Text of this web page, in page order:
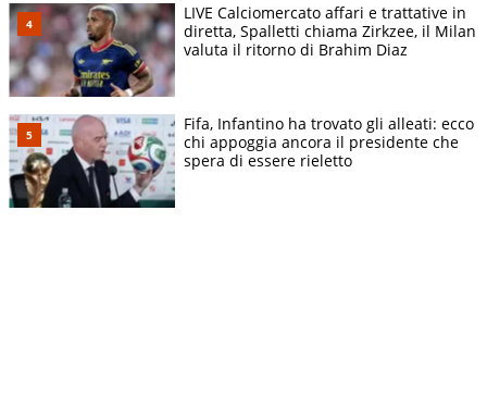
LIVE Calciomercato affari e trattative in
diretta, Spalletti chiama Zirkzee, il Milan
valuta il ritorno di Brahim Diaz
Fifa, Infantino ha trovato gli alleati: ecco
chi appoggia ancora il presidente che
spera di essere rieletto